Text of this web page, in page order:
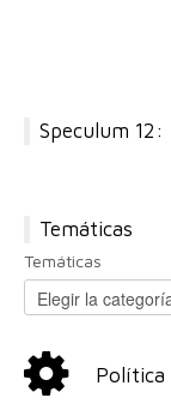
Speculum 12:
Temáticas
Temáticas
Política